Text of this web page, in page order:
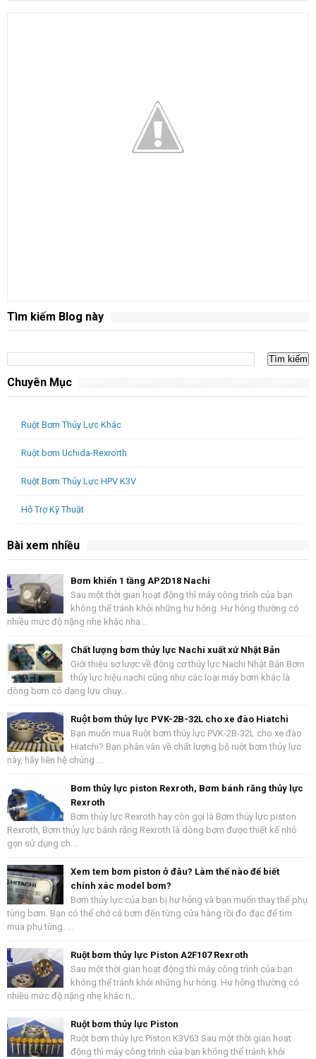
Tìm kiếm Blog này
Chuyên Mục
Ruột Bơm Thủy Lực Khác
Ruột bơm Uchida-Rexrorth
Ruột Bơm Thủy Lực HPV K3V
Hỗ Trợ Kỹ Thuật
Bài xem nhiều
Bơm khiển 1 tầng AP2D18 Nachi
Sau một thời gian hoạt động thì máy công trình của bạn
không thể tránh khỏi những hư hỏng. Hư hỏng thường có
nhiều mức độ nặng nhẹ khác nha...
Chất lượng bơm thủy lực Nachi xuất xứ Nhật Bản
Giới thiệu sơ lược về động cơ thủy lực Nachi Nhật Bản Bơm
thủy lực hiệu nachi cũng như các loại máy bơm khác là
dòng bơm có dạng lưu chuy...
Ruột bơm thủy lực PVK-2B-32L cho xe đào Hiatchi
Bạn muốn mua Ruột bơm thủy lực PVK-2B-32L cho xe đào
Hiatchi? Bạn phân vân về chất lượng bộ ruột bơm thủy lực
này, hãy liên hệ chúng ...
Bơm thủy lực piston Rexroth, Bơm bánh răng thủy lực
Rexroth
Bơm thủy lực Rexroth hay còn gọi là Bơm thủy lực piston
Rexroth, Bơm thủy lực bánh răng Rexroth là dòng bơm được thiết kế nhỏ
gọn sử dụng ch...
Xem tem bơm piston ở đâu? Làm thế nào để biết
chính xác model bơm?
Bơm thủy lực của bạn bị hư hỏng và bạn muốn thay thế phụ
tùng bơm. Bạn có thể chở cả bơm đến từng cửa hàng rồi đo đạc để tìm
mua phụ tùng. ...
Ruột bơm thủy lực Piston A2F107 Rexroth
Sau một thời gian hoạt động thì máy công trình của bạn
không thể tránh khỏi những hư hỏng. Hư hỏng thường có
nhiều mức độ nặng nhẹ khác n...
Ruột bơm thủy lực Piston
Ruột bơm thủy lực Piston K3V63 Sau một thời gian hoạt
động thì máy công trình của bạn không thể tránh khỏi